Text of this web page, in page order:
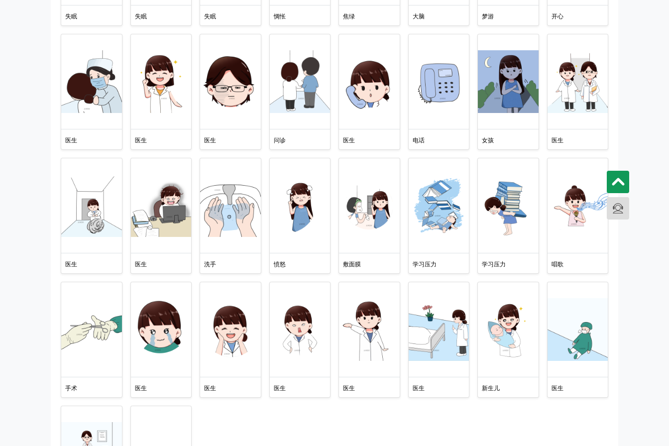
失眠 失眠 失眠 惆怅 焦绿 大脑 梦游 开心
医生 医生 医生 问诊 医生 电话 女孩 医生
医生 医生 洗手 愤怒 敷面膜 学习压力 学习压力 唱歌
手术 医生 医生 医生 医生 医生 新生儿 医生